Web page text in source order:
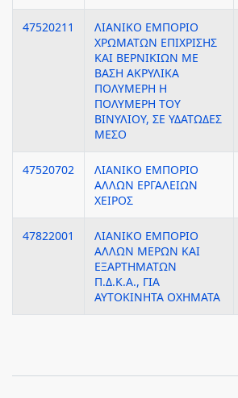
47520211
ΛΙΑΝΙΚΟ ΕΜΠΟΡΙΟ
ΧΡΩΜΑΤΩΝ ΕΠΙΧΡΙΣΗΣ
ΚΑΙ ΒΕΡΝΙΚΙΩΝ ΜΕ
ΒΑΣΗ ΑΚΡΥΛΙΚΑ
ΠΟΛΥΜΕΡΗ Η
ΠΟΛΥΜΕΡΗ ΤΟΥ
ΒΙΝΥΛΙΟΥ, ΣΕ ΥΔΑΤΩΔΕΣ
ΜΕΣΟ
47520702
ΛΙΑΝΙΚΟ ΕΜΠΟΡΙΟ
ΑΛΛΩΝ ΕΡΓΑΛΕΙΩΝ
ΧΕΙΡΟΣ
47822001
ΛΙΑΝΙΚΟ ΕΜΠΟΡΙΟ
ΑΛΛΩΝ ΜΕΡΩΝ ΚΑΙ
ΕΞΑΡΤΗΜΑΤΩΝ
Π.Δ.Κ.Α., ΓΙΑ
ΑΥΤΟΚΙΝΗΤΑ ΟΧΗΜΑΤΑ